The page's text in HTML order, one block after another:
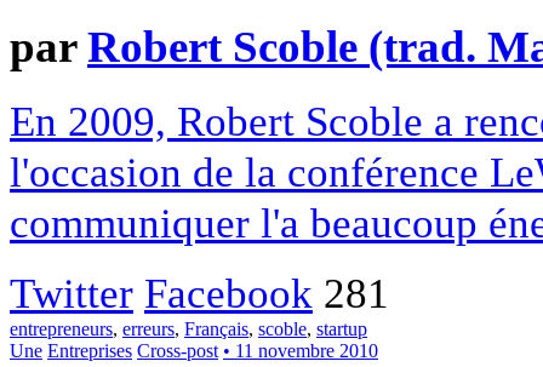
parRobert Scoble (trad.
En 2009, Robert Scoble a
l'occasion de la conférence
communiquer l'a beaucoup
Twitter Facebook 281
entrepreneurs, erreurs, Français, scoble, startup
Une Entreprises Cross-post • 11 novembre 2010